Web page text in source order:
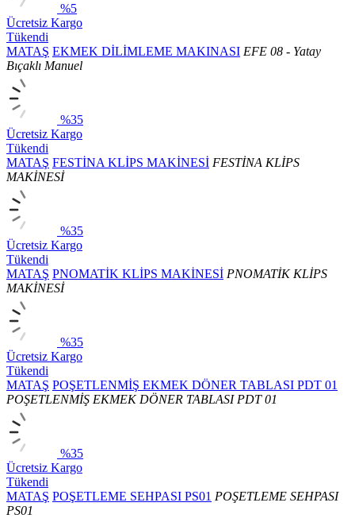
%5
Ücretsiz Kargo
Tükendi
MATAŞ EKMEK DİLİMLEME MAKINASI EFE 08 - Yatay
Bıçaklı Manuel
%35
Ücretsiz Kargo
Tükendi
MATAŞ FESTİNA KLİPS MAKİNESİ FESTİNA KLİPS
MAKİNESİ
%35
Ücretsiz Kargo
Tükendi
MATAŞ PNOMATİK KLİPS MAKİNESİ PNOMATİK KLİPS
MAKİNESİ
%35
Ücretsiz Kargo
Tükendi
MATAŞ POŞETLENMİŞ EKMEK DÖNER TABLASI PDT 01
POŞETLENMİŞ EKMEK DÖNER TABLASI PDT 01
%35
Ücretsiz Kargo
Tükendi
MATAŞ POŞETLEME SEHPASI PS01 POŞETLEME SEHPASI
PS01